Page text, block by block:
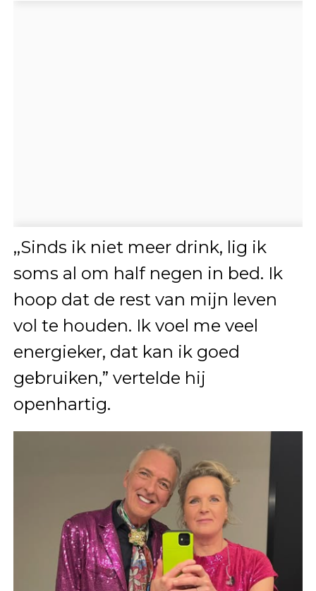
,,Sinds ik niet meer drink, lig ik
soms al om half negen in bed. Ik
hoop dat de rest van mijn leven
vol te houden. Ik voel me veel
energieker, dat kan ik goed
gebruiken,” vertelde hij
openhartig.